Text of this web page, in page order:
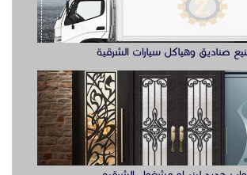
صناديق وهياكل سيارات الشرقية